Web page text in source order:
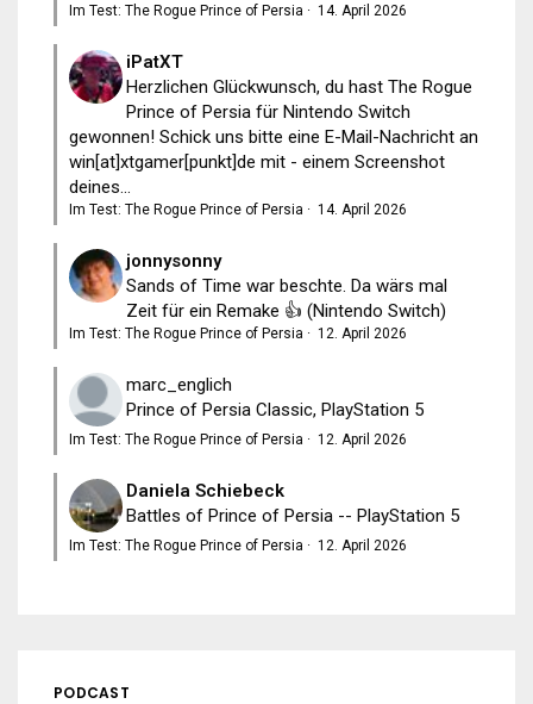
Im Test: The Rogue Prince of Persia · 14. April 2026
iPatXT
Herzlichen Glückwunsch, du hast The Rogue
Prince of Persia für Nintendo Switch
gewonnen! Schick uns bitte eine E-Mail-Nachricht an
win[at]xtgamer[punkt]de mit - einem Screenshot
deines...
Im Test: The Rogue Prince of Persia · 14. April 2026
jonnysonny
Sands of Time war beschte. Da wärs mal
Zeit für ein Remake 👍 (Nintendo Switch)
Im Test: The Rogue Prince of Persia · 12. April 2026
marc_englich
Prince of Persia Classic, PlayStation 5
Im Test: The Rogue Prince of Persia · 12. April 2026
Daniela Schiebeck
Battles of Prince of Persia -- PlayStation 5
Im Test: The Rogue Prince of Persia · 12. April 2026
PODCAST